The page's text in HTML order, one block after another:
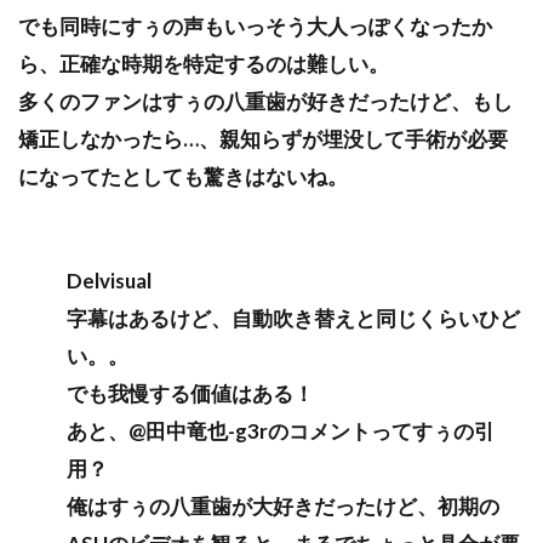
でも同時にすぅの声もいっそう大人っぽくなったか
ら、正確な時期を特定するのは難しい。
多くのファンはすぅの八重歯が好きだったけど、もし
矯正しなかったら…、親知らずが埋没して手術が必要
になってたとしても驚きはないね。
Delvisual
字幕はあるけど、自動吹き替えと同じくらいひど
い。。
でも我慢する価値はある！
あと、@田中竜也-g3rのコメントってすぅの引
用？
俺はすぅの八重歯が大好きだったけど、初期の